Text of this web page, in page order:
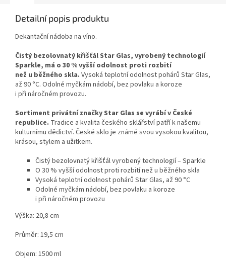
Detailní popis produktu
Dekantační nádoba na víno.
Čistý bezolovnatý křišťál Star Glas, vyrobený technologií
Sparkle, má o 30 % vyšší odolnost proti rozbití
než u běžného skla. Vysoká teplotní odolnost pohárů Star Glas,
až 90 °C. Odolné myčkám nádobí, bez povlaku a koroze
i při náročném provozu.
Sortiment privátní značky Star Glas se vyrábí v České
republice. Tradice a kvalita českého sklářství patří k našemu
kulturnímu dědictví. České sklo je známé svou vysokou kvalitou,
krásou, stylem a užitkem.
Čistý bezolovnatý křišťál vyrobený technologií – Sparkle
O 30 % vyšší odolnost proti rozbití než u běžného skla
Vysoká teplotní odolnost pohárů Star Glas, až 90 °C
Odolné myčkám nádobí, bez povlaku a koroze
i při náročném provozu
Výška: 20,8 cm
Průměr: 19,5 cm
Objem: 1500 ml